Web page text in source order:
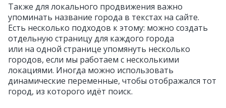
Также для локального продвижения важно
упоминать название города в текстах на сайте.
Есть несколько подходов к этому: можно создать
отдельную страницу для каждого города
или на одной странице упомянуть несколько
городов, если мы работаем с несколькими
локациями. Иногда можно использовать
динамические переменные, чтобы отображался тот
город, из которого идёт поиск.